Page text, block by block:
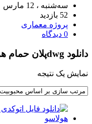
سه‌شنبه ، 12 مارس
52 بازدید
پروژه معماری
0 دیدگاه
دانلود dwgپلان حمام هولاسو
نمایش یک نتیجه